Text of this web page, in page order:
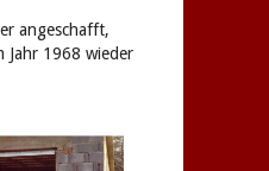
angeschafft,
Jahr 1968 wieder